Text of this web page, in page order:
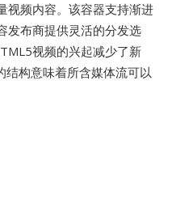
视频内容。该容器支持渐进
发布商提供灵活的分发选
视频的兴起减少了新
结构意味着所含媒体流可以